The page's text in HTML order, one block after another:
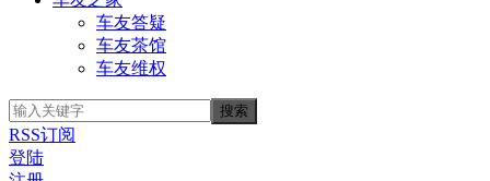
车友答疑
车友茶馆
车友维权
RSS订阅
登陆